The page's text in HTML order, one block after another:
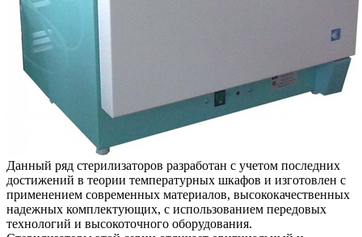
Данный ряд стерилизаторов разработан с учетом последних
достижений в теории температурных шкафов и изготовлен с
применением современных материалов, высококачественных
надежных комплектующих, с использованием передовых
технологий и высокоточного оборудования.